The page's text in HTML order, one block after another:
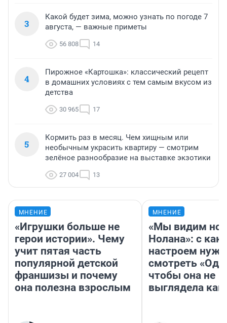
3
Какой будет зима, можно узнать по погоде 7
августа, — важные приметы
56 808 14
4
Пирожное «Картошка»: классический рецепт
в домашних условиях с тем самым вкусом из
детства
30 965 17
5
Кормить раз в месяц. Чем хищным или
необычным украсить квартиру — смотрим
зелёное разнообразие на выставке экзотики
27 004 13
МНЕНИЕ
«Игрушки больше не
герои истории». Чему
учит пятая часть
популярной детской
франшизы и почему
она полезна взрослым
МНЕНИЕ
«Мы видим
Нолана»: с
настроем
смотреть
чтобы она не
выглядела как